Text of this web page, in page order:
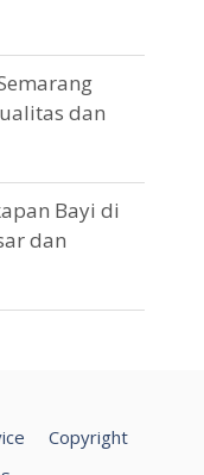
dan
Bayi di
dan
Copyright